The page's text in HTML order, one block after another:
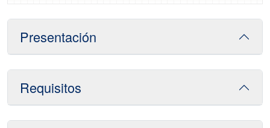
Presentación
Requisitos